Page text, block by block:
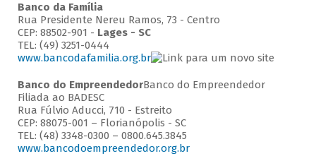
Banco da Família
Rua Presidente Nereu Ramos, 73 - Centro
CEP: 88502-901 - Lages - SC
TEL: (49) 3251-0444
www.bancodafamilia.org.br
Banco do EmpreendedorBanco do Empreendedor
Filiada ao BADESC
Rua Fúlvio Aducci, 710 - Estreito
CEP: 88075-001 – Florianópolis - SC
TEL: (48) 3348-0300 – 0800.645.3845
www.bancodoempreendedor.org.br